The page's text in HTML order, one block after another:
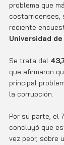
problema que
costarricenses,
reciente
Universidad
Se trata del
que afirmaron
principal
la corrupción.
Por su parte, el
concluyó que
vez peor, sobre